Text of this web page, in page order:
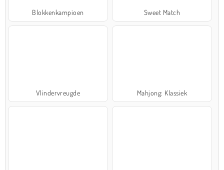
Blokkenkampioen Sweet Match
Vlindervreugde Mahjong: Klassiek